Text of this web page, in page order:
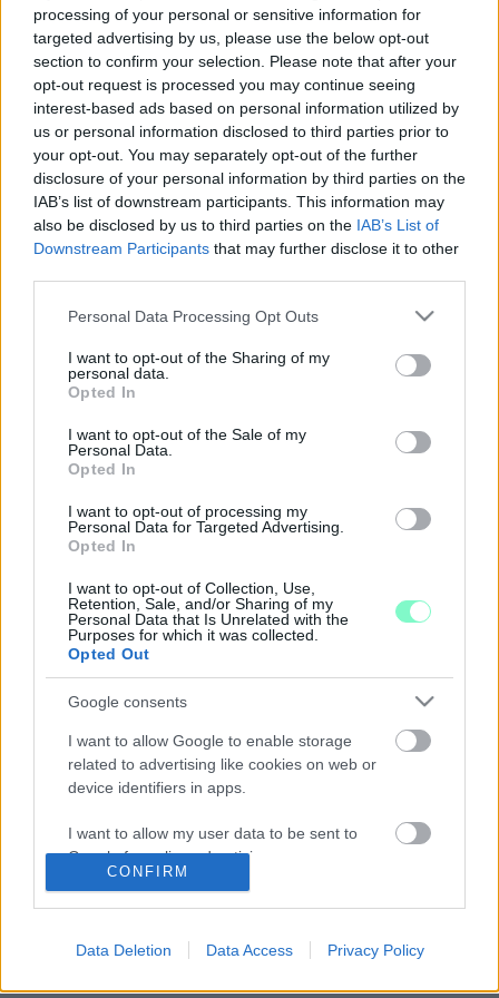
processing of your personal or sensitive information for
targeted advertising by us, please use the below opt-out
section to confirm your selection. Please note that after your
opt-out request is processed you may continue seeing
interest-based ads based on personal information utilized by
us or personal information disclosed to third parties prior to
your opt-out. You may separately opt-out of the further
disclosure of your personal information by third parties on the
IAB’s list of downstream participants. This information may
also be disclosed by us to third parties on the IAB’s List of
Downstream Participants that may further disclose it to other
Please note that this website/app uses one or more Google
not limited to your visit or usage behaviour. You may click to
grant or deny consent to Google and its third-party tags to
use your data for below specified purposes in below Google
consent section.
Personal Data Processing Opt Outs
I want to opt-out of the Sharing of my
personal data.
Opted In
I want to opt-out of the Sale of my
Personal Data.
Opted In
I want to opt-out of processing my
Personal Data for Targeted Advertising.
Opted In
I want to opt-out of Collection, Use,
Retention, Sale, and/or Sharing of my
Personal Data that Is Unrelated with the
Purposes for which it was collected.
Opted Out
Google consents
I want to allow Google to enable storage
related to advertising like cookies on web or
device identifiers in apps.
I want to allow my user data to be sent to
Google for online advertising purposes.
CONFIRM
Data Deletion Data Access Privacy Policy
és lepkék felmérésének egy egyszerűsített módszerét.
NAGYON KELL MAJD VIGYÁZNI A
TERMÉSZETRE AZ ŐRISZENTPÉTER ÉS
ZALALÖVŐ KÖZÉ TERVEZETT KERÉKPÁRÚT
ÉPÍTŐINEK
2022. június. 20. 06:25
Elfogadták az Őriszentpéter és Felsőjánosfa közti szakasz
előzetes vizsgálati dokumentációját, szigorúak lesznek a
környezetvédelmi megkötések.
400 MILLIÓ FORINTOT ADOTT AZ EU, HOGY AZ
ŐRSÉGBEN HELYREÁLLÍTSANAK 26 HEKTÁR
PUSZTULÓ ERDŐSÉGET
2021. szeptember. 29. 15:21
VÁLTOZATOS PROGRAMOKON KERESZTÜL
MUTATJÁK BE AZ ŐRSÉGI NEMZETI PARK
2021. augusztus. 21. 10:40
Magyarország legfiatalabb nemzeti parkjában különleges
UNGÁR PÉTER: FÖLDGÁZKÚT HELYETT
TOVÁBBRA IS MADÁRCSICSERGÉS MARAD AZ
2021. augusztus. 19. 14:27
A Vas Megyei LMP üdvözli a hírt, miszerint a MOL elállt attól a
szándékától, hogy egy Natura 2000-es területen földgázkutat
létesítene.
ERDŐ RECEPTRE – KALANDTERÁPIÁS TÁBOR
AZ ŐRSÉGBEN
2021. június. 28. 20:03
Kiscsoportos erdőjáró expedíciós túrával segít a kamaszoknak
az Élet-Labor csapata kiszakadni a digitális túlterhelésből. Két
MEGVISELTE AZ EMBEREKET AZ ELHÚZÓDÓ
JÁRVÁNY AZ ŐRSÉGBEN IS
SZÉP SZÓ HELYETT FAKANÁLLAL NEVELTE 9